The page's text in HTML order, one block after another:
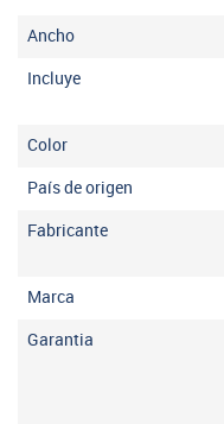
Ancho
Incluye
Color
País de origen
Fabricante
Marca
Garantia